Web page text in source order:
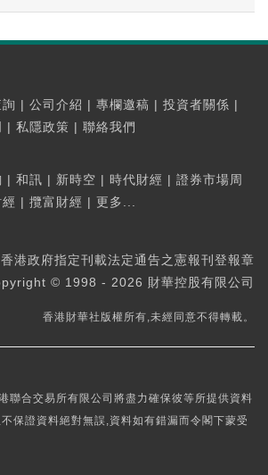
| 公司介紹 | 專欄邀稿 | 投資者關係 |
| 私隱政策 | 聯絡我們
| 和訊 | 新時空 | 時代財經 | 證券市場周
| 攬富財經 | 更多...
香港政府指定刊載法定通告之憲報刊登報章
© 1998 - 2026 財華控股有限公司
香港財華社版權所有,未經同意不得轉載。
聯合交易所有限公司將盡力確保彼等所提供資料
保證資料絕對無誤,資料如有錯漏而令閣下蒙受